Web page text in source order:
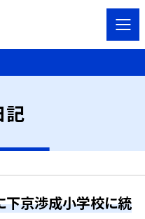
記
下京渉成小学校に統